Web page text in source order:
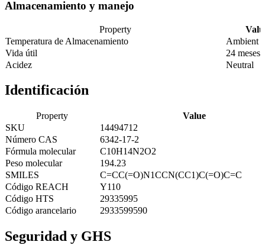
Almacenamiento y manejo
Property
Temperatura de Almacenamiento
Ambient
Vida útil
24 meses
Acidez
Neutral
Identificación
Property
Value
SKU
14494712
Número CAS
6342-17-2
Fórmula molecular
C10H14N2O2
Peso molecular
194.23
SMILES
C=CC(=O)N1CCN(CC1)C(=O)C=C
Código REACH
Y110
Código HTS
29335995
Código arancelario
2933599590
Seguridad y GHS